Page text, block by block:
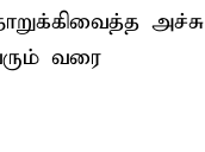
அச்சு
வரை